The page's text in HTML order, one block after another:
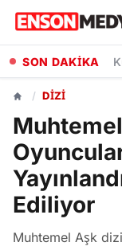
SON DAKİKA
/ DIZI
Ediliyor
Muhtemel Aşk